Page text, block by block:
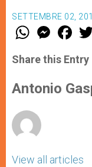
SETTEMBRE 02,
W
t
s
p
p
M
e
s
e
g
e
F
a
e
b
o
k
Share this Entry
Antonio
View all articles